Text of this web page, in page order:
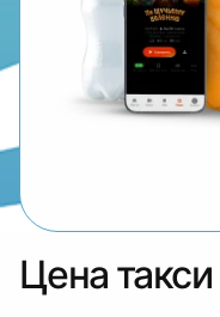
Цена такси